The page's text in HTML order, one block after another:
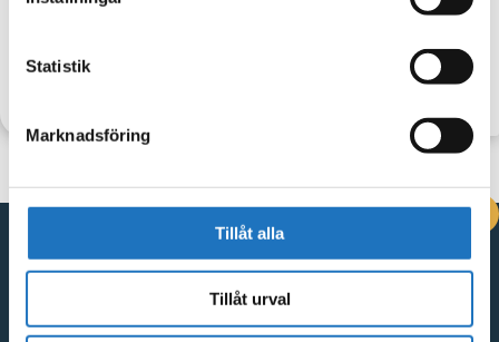
Statistik
Marknadsföring
Tillåt alla
Tillåt urval
Vingåkersvägen 18, 641 51 Katrineholm